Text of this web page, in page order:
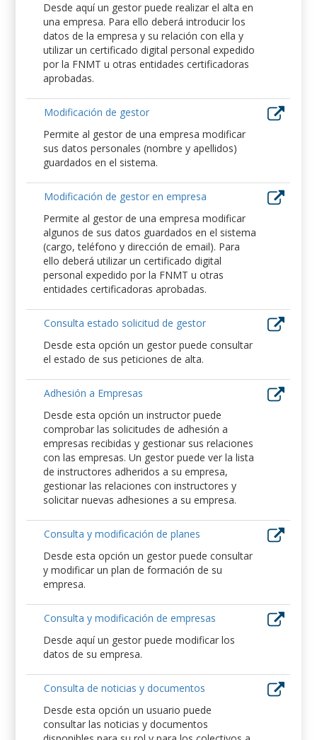
Desde aquí un gestor puede realizar el alta en
una empresa. Para ello deberá introducir los
datos de la empresa y su relación con ella y
utilizar un certificado digital personal expedido
por la FNMT u otras entidades certificadoras
aprobadas.
Modificación de gestor
Permite al gestor de una empresa modificar
sus datos personales (nombre y apellidos)
guardados en el sistema.
Modificación de gestor en empresa
Permite al gestor de una empresa modificar
algunos de sus datos guardados en el sistema
(cargo, teléfono y dirección de email). Para
ello deberá utilizar un certificado digital
personal expedido por la FNMT u otras
entidades certificadoras aprobadas.
Consulta estado solicitud de gestor
Desde esta opción un gestor puede consultar
el estado de sus peticiones de alta.
Adhesión a Empresas
Desde esta opción un instructor puede
comprobar las solicitudes de adhesión a
empresas recibidas y gestionar sus relaciones
con las empresas. Un gestor puede ver la lista
de instructores adheridos a su empresa,
gestionar las relaciones con instructores y
solicitar nuevas adhesiones a su empresa.
Consulta y modificación de planes
Desde esta opción un gestor puede consultar
y modificar un plan de formación de su
empresa.
Consulta y modificación de empresas
Desde aquí un gestor puede modificar los
datos de su empresa.
Consulta de noticias y documentos
Desde esta opción un usuario puede
consultar las noticias y documentos